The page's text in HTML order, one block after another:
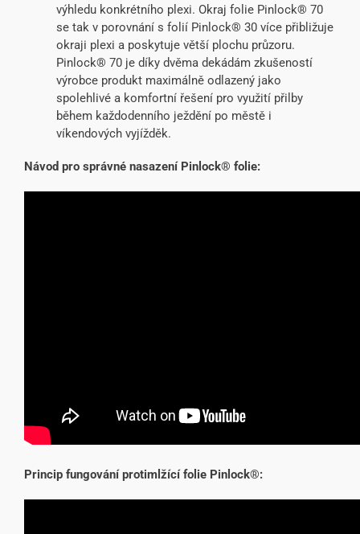
výhledu konkrétního plexi. Okraj folie Pinlock® 70
se tak v porovnání s folií Pinlock® 30 více přibližuje
okraji plexi a poskytuje větší plochu průzoru.
Pinlock® 70 je díky dvěma dekádám zkušeností
výrobce produkt maximálně odlazený jako
spolehlivé a komfortní řešení pro využití přilby
během každodenního ježdění po městě i
víkendových vyjížděk.
Návod pro správné nasazení Pinlock® folie:
Princip fungování protimlžící folie Pinlock®: